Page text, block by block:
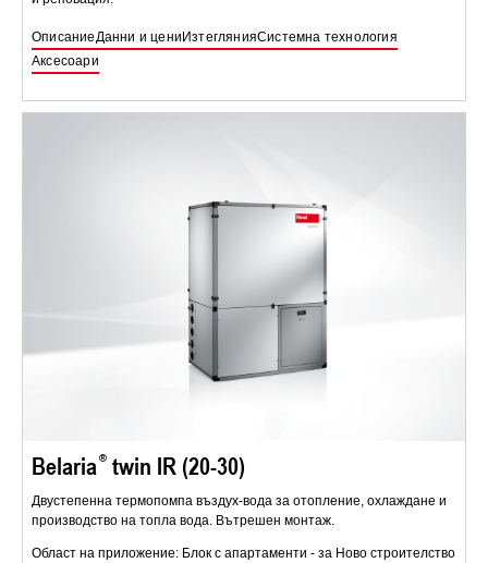
ОписаниеДанни и цени ИзтеглянияСистемна технология
Аксесоари
Belaria twin IR (20-30)
Двустепенна термопомпа въздух-вода за отопление, охлаждане и
производство на топла вода. Вътрешен монтаж.
Област на приложение: Блок с апартаменти - за Ново строителство